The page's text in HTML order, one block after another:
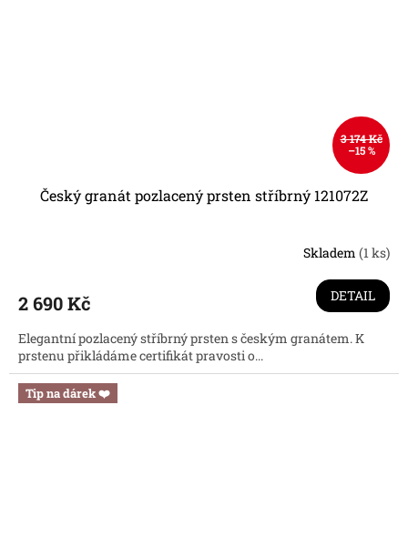
3 174 Kč
–15 %
Český granát pozlacený prsten stříbrný 121072Z
Skladem (1 ks)
2 690 Kč DETAIL
Elegantní pozlacený stříbrný prsten s českým granátem. K
prstenu přikládáme certifikát pravosti o...
Tip na dárek ❤️